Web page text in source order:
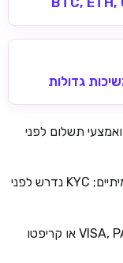
גדולות
ואמצעי תשלום לפני
— הכניסו פרטים אמיתיים; KYC נדרש לפני
— בחרו VISA, PAYPAL, SKRILL או קריפטו